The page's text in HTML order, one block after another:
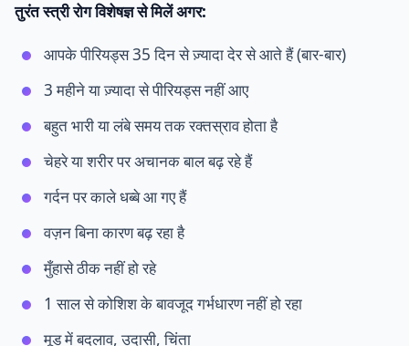
तुरंत स्त्री रोग विशेषज्ञ से मिलें अगर:
आपके पीरियड्स 35 दिन से ज़्यादा देर से आते हैं (बार-बार)
3 महीने या ज़्यादा से पीरियड्स नहीं आए
बहुत भारी या लंबे समय तक रक्तस्राव होता है
चेहरे या शरीर पर अचानक बाल बढ़ रहे हैं
गर्दन पर काले धब्बे आ गए हैं
वज़न बिना कारण बढ़ रहा है
मुँहासे ठीक नहीं हो रहे
1 साल से कोशिश के बावजूद गर्भधारण नहीं हो रहा
मूड में बदलाव, उदासी, चिंता